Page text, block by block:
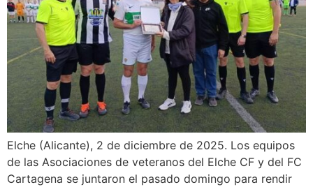
Elche (Alicante), 2 de diciembre de 2025. Los equipos
de las Asociaciones de veteranos del Elche CF y del FC
Cartagena se juntaron el pasado domingo para rendir